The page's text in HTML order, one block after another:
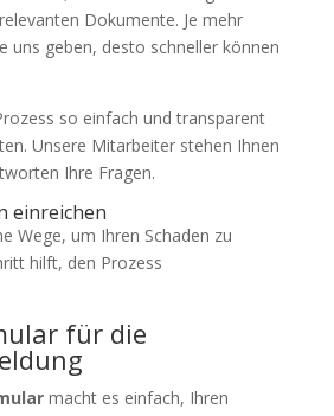
Dokumente. Je mehr
uns geben, desto schneller können
so einfach und transparent
Unsere Mitarbeiter stehen Ihnen
Ihre Fragen.
einreichen
Wege, um Ihren Schaden zu
hilft, den Prozess
für die
macht es einfach, Ihren